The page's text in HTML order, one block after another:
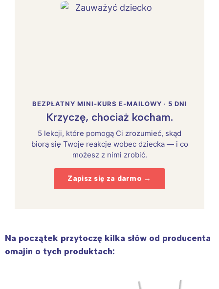
BEZPŁATNY MINI-KURS E-MAILOWY · 5 DNI
Krzyczę, chociaż kocham.
5 lekcji, które pomogą Ci zrozumieć, skąd
biorą się Twoje reakcje wobec dziecka — i co
możesz z nimi zrobić.
Zapisz się za darmo →
Na początek przytoczę kilka słów od producenta
omajin o tych produktach: